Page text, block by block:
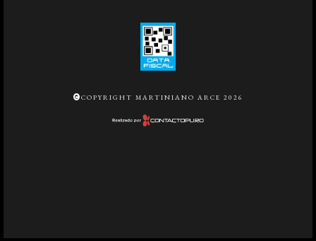
COPYRIGHT MARTINIANO ARCE 2026